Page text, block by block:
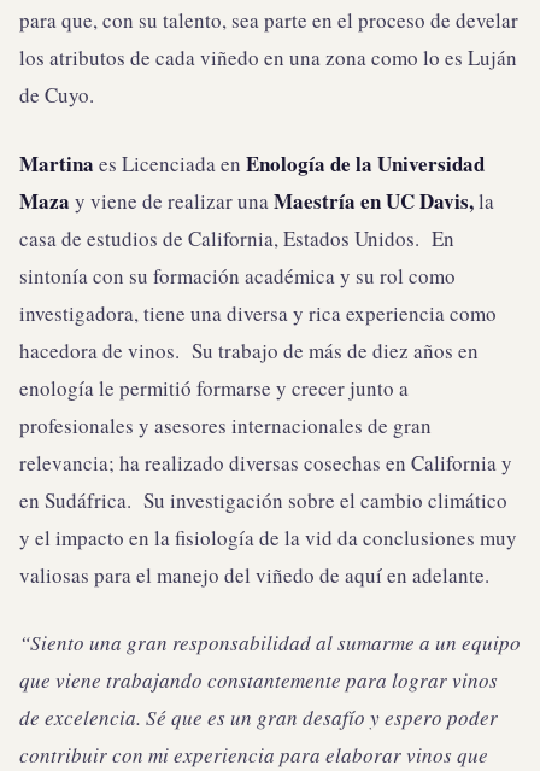
para que, con su talento, sea parte en el proceso de develar
los atributos de cada viñedo en una zona como lo es Luján
de Cuyo.
Martina es Licenciada en Enología de la Universidad
Maza y viene de realizar unaMaestría en UC Davis,la
casa de estudios de California, Estados Unidos. En
sintonía con su formación académica y su rol como
investigadora, tiene una diversa y rica experiencia como
hacedora de vinos. Su trabajo de más de diez años en
enología le permitió formarse y crecer junto a
profesionales y asesores internacionales de gran
relevancia; ha realizado diversas cosechas en California y
en Sudáfrica. Su investigación sobre el cambio climático
y el impacto en la fisiología de la vid da conclusiones muy
valiosas para el manejo del viñedo de aquí en adelante.
“Siento una gran responsabilidad al sumarme a un equipo
que viene trabajando constantemente para lograr vinos
de excelencia. Sé que es un gran desafío y espero poder
contribuir con mi experiencia para elaborar vinos que